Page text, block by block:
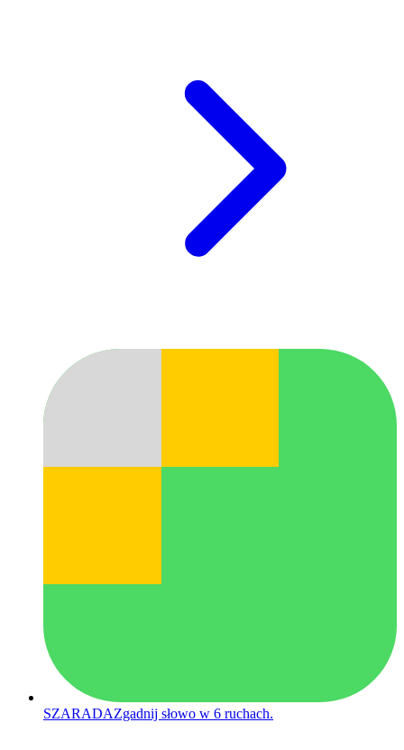
SZARADAZgadnij słowo w 6 ruchach.